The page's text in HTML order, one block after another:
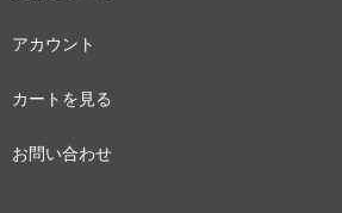
アカウント
カートを見る
お問い合わせ